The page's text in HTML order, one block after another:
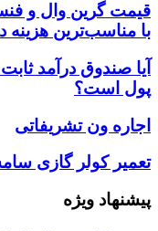
قیمت گرین وال و
با مناسب‌ترین هزینه
آیا صندوق درآمد
پول است؟
اجاره ون تشریفاتی
تعمیر کولر گازی
پیشنهاد ویژه